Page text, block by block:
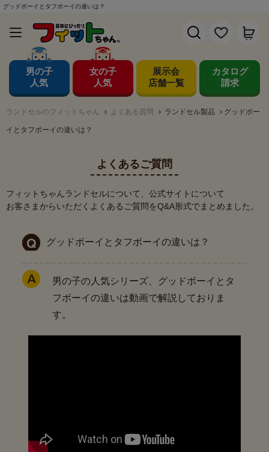
グッドボーイとタフボーイの違いは？
男の子
人気
女の子
人気
展示会
店舗一覧
カタログ
請求
ランドセルのフィットちゃん よくある質問 ランドセル製品 グッドボー
イとタフボーイの違いは？
よくあるご質問
フィットちゃんランドセルについて、公式サイトについて
お客さまからいただくよくあるご質問をQ&A形式でまとめました。
グッドボーイとタフボーイの違いは？
男の子の人気シリーズ、グッドボーイとタ
フボーイの違いは動画で解説しておりま
す。